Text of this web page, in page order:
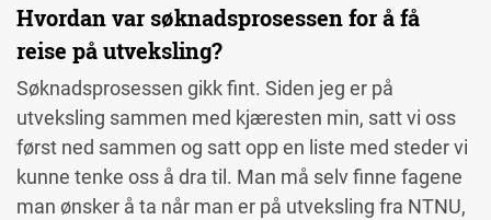
Hvordan var søknadsprosessen for å få
reise på utveksling?
Søknadsprosessen gikk fint. Siden jeg er på
utveksling sammen med kjæresten min, satt vi oss
først ned sammen og satt opp en liste med steder vi
kunne tenke oss å dra til. Man må selv finne fagene
man ønsker å ta når man er på utveksling fra NTNU,